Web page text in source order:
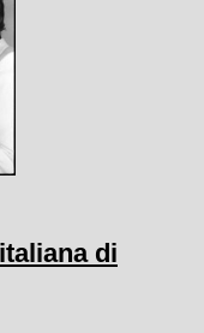
di